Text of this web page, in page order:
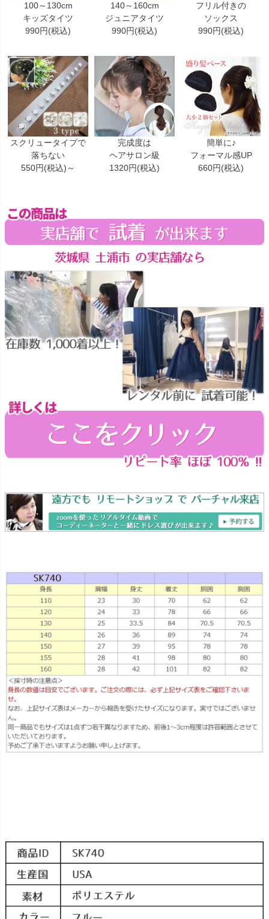
100～130cm
キッズタイツ
990円(税込)
140～160cm
ジュニアタイツ
990円(税込)
フリル付きの
ソックス
990円(税込)
スクリュータイプで
落ちない
550円(税込)～
完成度は
ヘアサロン級
1320円(税込)
簡単に♪
フォーマル感UP
660円(税込)